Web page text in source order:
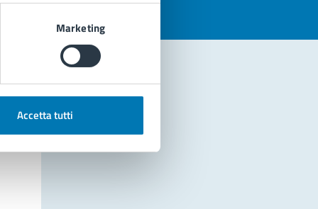
Marketing
Accetta tutti